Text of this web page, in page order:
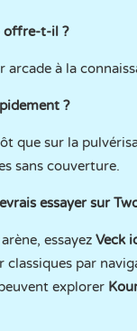
offre-t-il ?
arcade à la
?
que sur la
sans couverture.
essayer sur
essayez Veck
classiques par
explorer